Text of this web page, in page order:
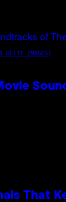
GETTY IMAGES)
That